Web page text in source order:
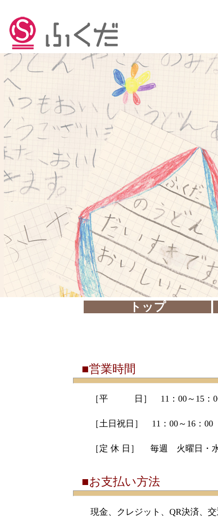
トップ
■営業時間
［平 日］ 11：00～15：00
［土日祝日］ 11：00～16：00
［定 休 日］ 毎週 火曜日・
■お支払い方法
現金、クレジット、QR決済、